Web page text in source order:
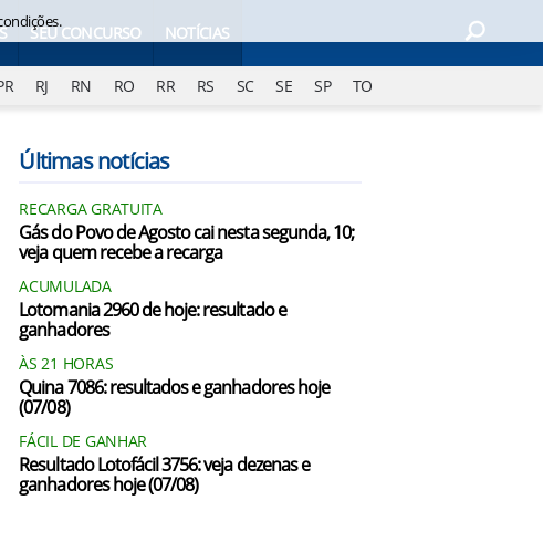
SEU CONCURSO NOTÍCIAS
RJ RN RO RR RS SC SE SP TO
Últimas notícias
RECARGA GRATUITA
Gás do Povo de Agosto cai nesta segunda, 10;
veja quem recebe a recarga
ACUMULADA
Lotomania 2960 de hoje: resultado e
ganhadores
ÀS 21 HORAS
Quina 7086: resultados e ganhadores hoje
(07/08)
FÁCIL DE GANHAR
Resultado Lotofácil 3756: veja dezenas e
ganhadores hoje (07/08)